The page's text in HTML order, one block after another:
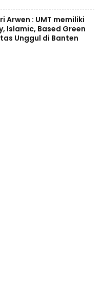
Arwen : UMT memiliki
Islamic, Based Green
Unggul di Banten